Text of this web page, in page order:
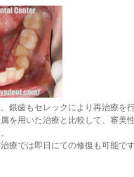
銀歯もセレックにより再治療を行
を用いた治療と比較して、審美
療では即日にての修復も可能で